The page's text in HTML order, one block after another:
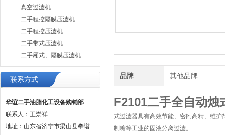
真空过滤机
二手程控隔膜压滤机
二手程控压滤机
二手带式压滤机
二手厢式、隔膜压滤机
联系方式
华谊二手油脂化工设备购销部
联系人：王崇祥
地址：山东省济宁市梁山县拳谱
品牌 其他品牌
F2101二手全自动烛
式过滤器具有高效节能、密闭高精、维
制糖等工业的固液分离过滤。